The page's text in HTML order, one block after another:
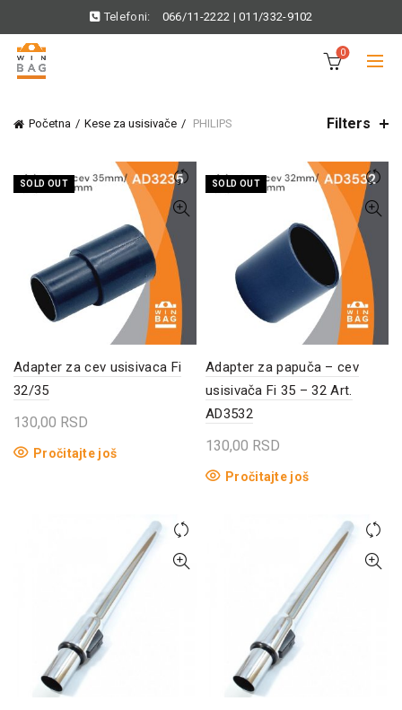
Telefoni: 066/11-2222 |011/332-9102
0
Početna Kese za usisivače PHILIPS Filters
SOLD OUT
Adapter za cev usisivaca Fi
32/35
130,00 RSD
Pročitajte još
SOLD OUT
Adapter za papuča – cev
usisivača Fi 35 – 32 Art.
AD3532
130,00 RSD
Pročitajte još